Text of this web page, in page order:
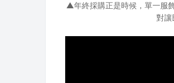
▲年終採購正是時候，單一服
對讓